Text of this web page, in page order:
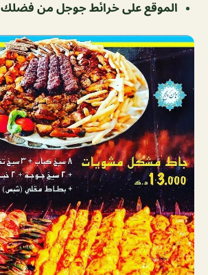
الموقع على خرائط جوجل من فضلك